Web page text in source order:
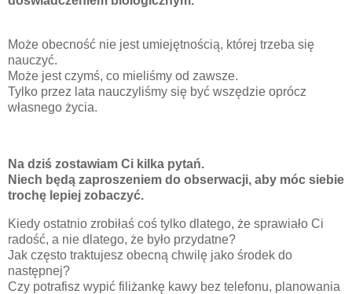
Może obecność nie jest umiejętnością, której trzeba się
nauczyć.
Może jest czymś, co mieliśmy od zawsze.
Tylko przez lata nauczyliśmy się być wszędzie oprócz
własnego życia.
Na dziś zostawiam Ci kilka pytań.
Niech będą zaproszeniem do obserwacji, aby móc siebie
trochę lepiej zobaczyć.
Kiedy ostatnio zrobiłaś coś tylko dlatego, że sprawiało Ci
radość, a nie dlatego, że było przydatne?
Jak często traktujesz obecną chwilę jako środek do
następnej?
Czy potrafisz wypić filiżankę kawy bez telefonu, planowania